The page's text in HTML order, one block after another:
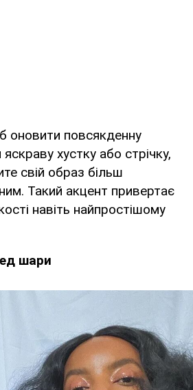
оновити повсякденну
хустку або стрічку,
свій образ більш
Такий акцент привертає
навіть найпростішому
шари